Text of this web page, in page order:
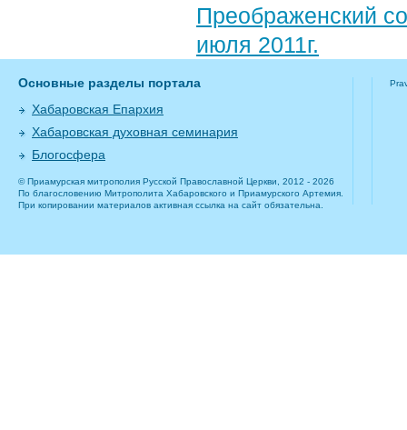
Преображенский
июля 2011г.
Основные разделы портала
Хабаровская Епархия
Хабаровская духовная семинария
Блогосфера
© Приамурская митрополия Русской Православной Церкви, 2012 - 2026
По благословению Митрополита Хабаровского и Приамурского Артемия.
При копировании материалов активная ссылка на сайт обязательна.